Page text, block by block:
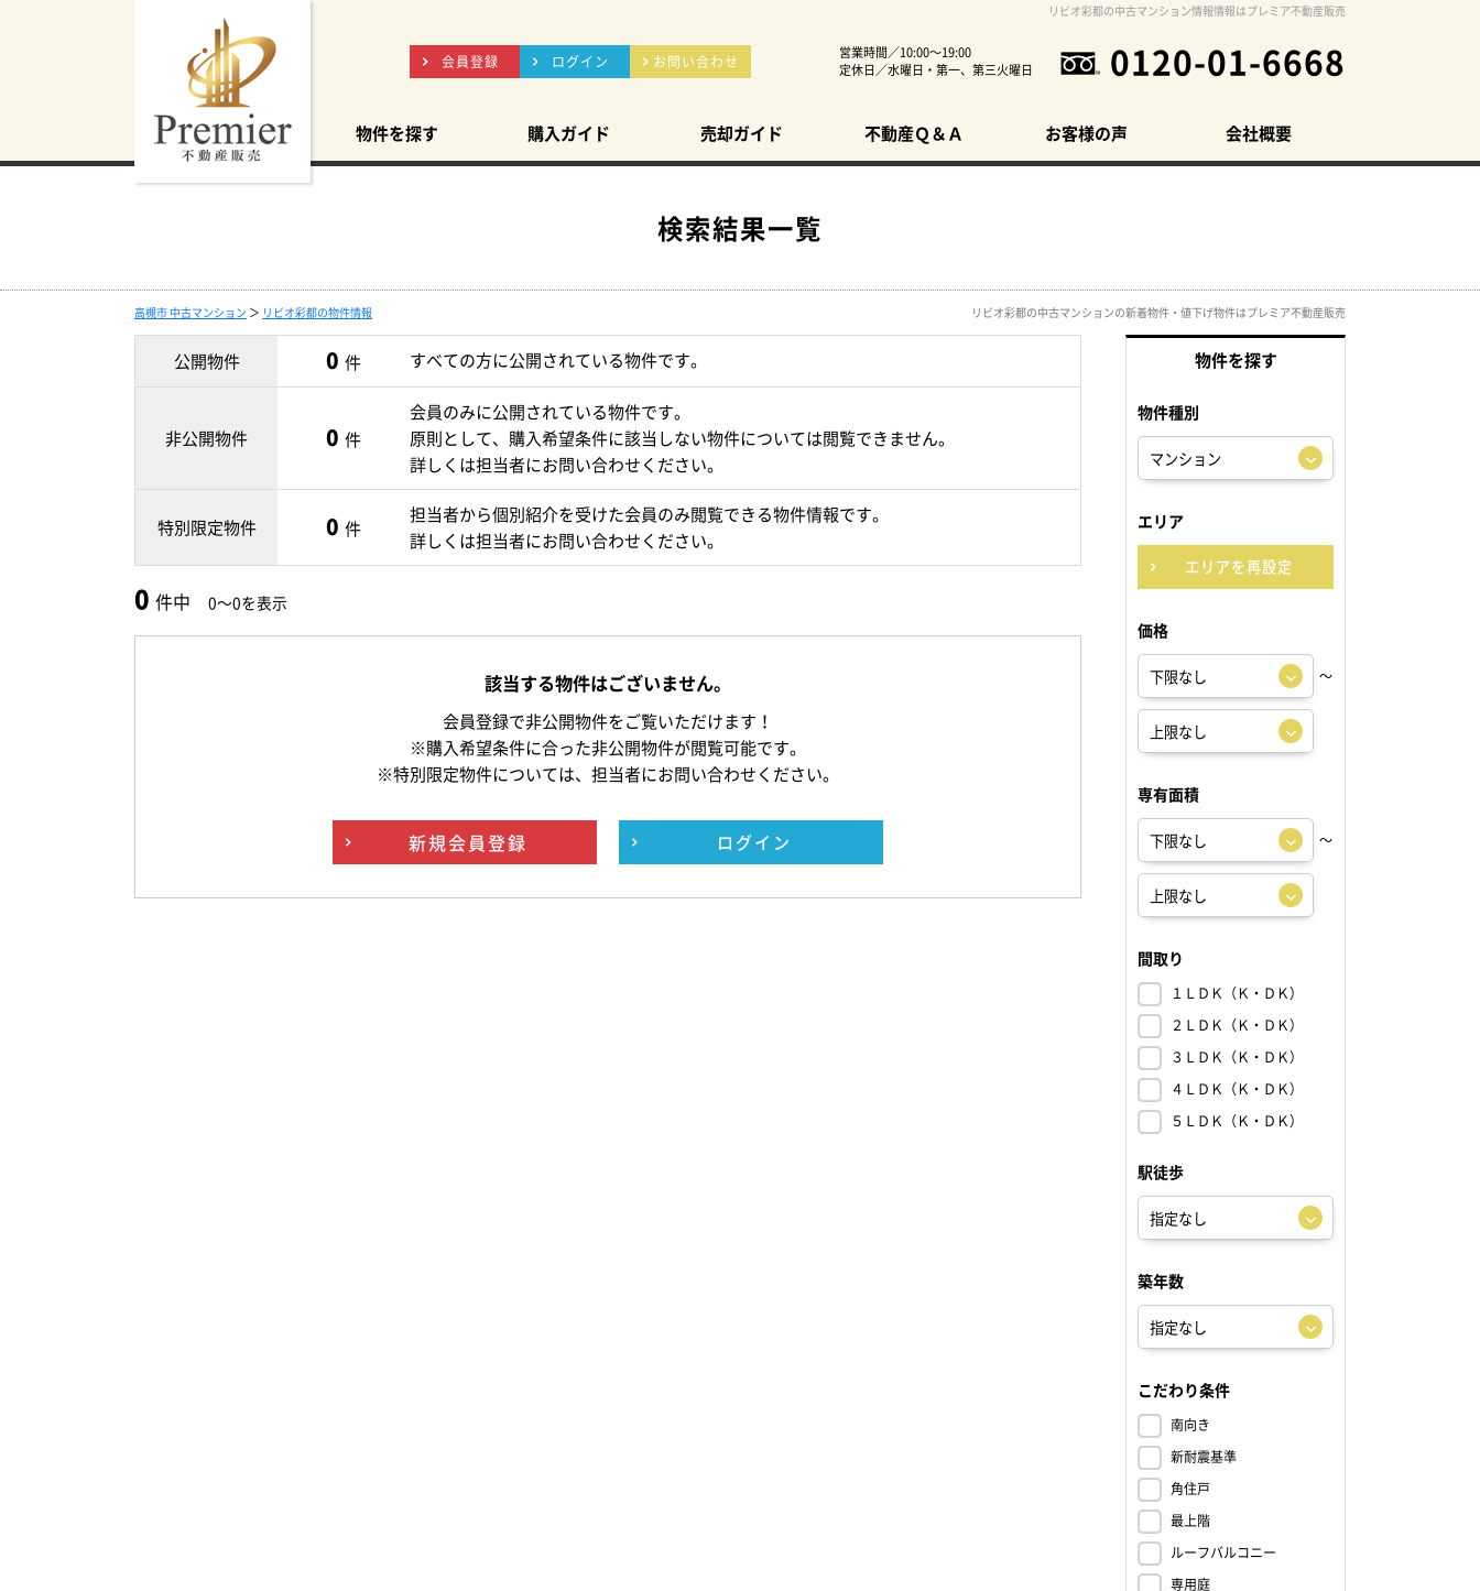
リビオ彩都の中古マンション情報情報はプレミア不動産販売
会員登録 ログイン お問い合わせ
営業時間／10:00～19:00
定休日／水曜日・第一、第三火曜日
0120-01-6668
物件を探す 購入ガイド 売却ガイド 不動産Ｑ＆Ａ お客様の声 会社概要
検索結果一覧
高槻市 中古マンション ＞ リビオ彩都の物件情報 リビオ彩都の中古マンションの新着物件・値下げ物件はプレミア不動産販売
公開物件 0 件 すべての方に公開されている物件です。
非公開物件 0 件
会員のみに公開されている物件です。
原則として、購入希望条件に該当しない物件については閲覧できません。
詳しくは担当者にお問い合わせください。
特別限定物件 0 件
担当者から個別紹介を受けた会員のみ閲覧できる物件情報です。
詳しくは担当者にお問い合わせください。
0 件中 0～0を表示
該当する物件はございません。
会員登録で非公開物件をご覧いただけます！
※購入希望条件に合った非公開物件が閲覧可能です。
※特別限定物件については、担当者にお問い合わせください。
新規会員登録 ログイン
物件を探す
物件種別
エリア
エリアを再設定
価格
～
専有面積
～
間取り
１ＬＤＫ（Ｋ・ＤＫ）
２ＬＤＫ（Ｋ・ＤＫ）
３ＬＤＫ（Ｋ・ＤＫ）
４ＬＤＫ（Ｋ・ＤＫ）
５ＬＤＫ（Ｋ・ＤＫ）
駅徒歩
築年数
こだわり条件
南向き
新耐震基準
角住戸
最上階
ルーフバルコニー
専用庭